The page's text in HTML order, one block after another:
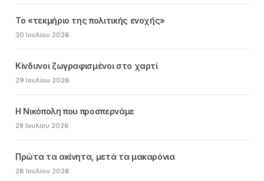
Το «τεκμήριο της πολιτικής ενοχής»
30 Ιουλίου 2026
Κίνδυνοι ζωγραφισμένοι στο χαρτί
29 Ιουλίου 2026
Η Νικόπολη που προσπερνάμε
28 Ιουλίου 2026
Πρώτα τα ακίνητα, μετά τα μακαρόνια
26 Ιουλίου 2026